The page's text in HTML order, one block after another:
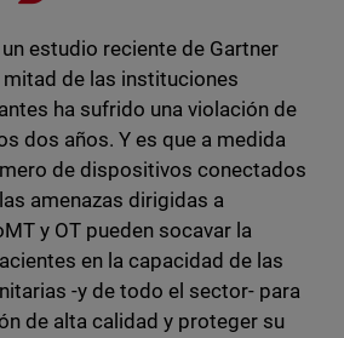
estudio reciente de Gartner
de las instituciones
ha sufrido una violación de
dos años. Y es que a medida
de dispositivos conectados
amenazas dirigidas a
y OT pueden socavar la
en la capacidad de las
-y de todo el sector- para
de alta calidad y proteger su